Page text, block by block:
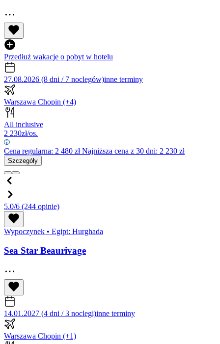
Przedłuż wakacje o pobyt w hotelu
27.08.2026 (8 dni / 7 noclegów)inne terminy
Warszawa Chopin (+4)
All inclusive
2 230zł/os.
Cena regularna: 2 480 złNajniższa cena z 30 dni: 2 230 zł
Szczegóły
5.0/6 (244 opinie)
Wypoczynek • Egipt: Hurghada
Sea Star Beaurivage
14.01.2027 (4 dni / 3 noclegi)inne terminy
Warszawa Chopin (+1)